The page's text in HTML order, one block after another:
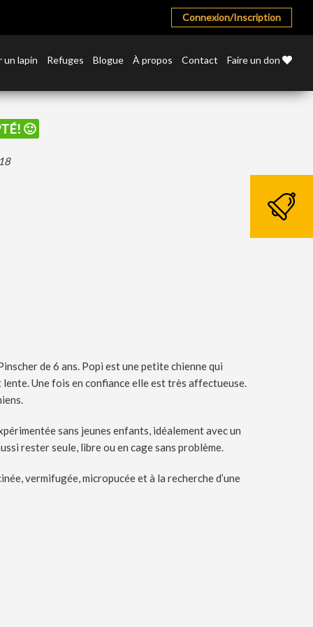
Connexion/Inscription
lapin Refuges Blogue À propos Contact Faire un don
🙂
de 6 ans. Popi est une petite chienne qui
lente. Une fois en confiance elle est très affectueuse.
sans jeunes enfants, idéalement avec un
rester seule, libre ou en cage sans problème.
vermifugée, micropucée et à la recherche d’une